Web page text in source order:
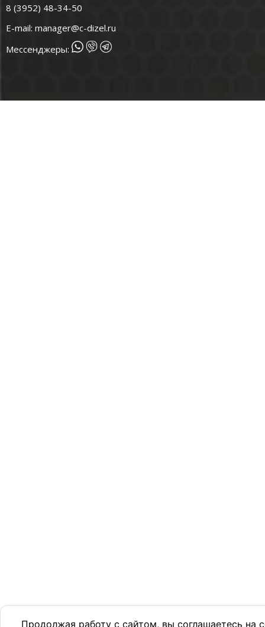
Продолжая работу с сайтом, вы соглашаетесь на
8 (3952) 48-34-50
E-mail: manager@c-dizel.ru
Мессенджеры: